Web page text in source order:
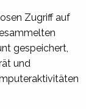
Zugriff auf
gespeichert,
und